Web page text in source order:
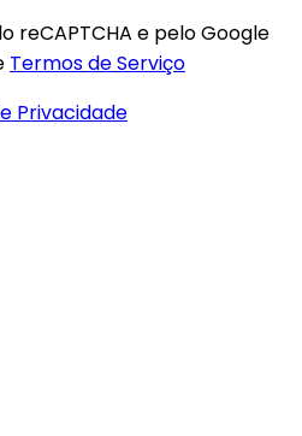
reCAPTCHA e pelo Google
Termos de Serviço
Privacidade